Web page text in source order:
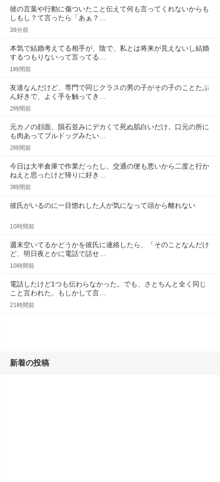
彼の言葉や行動に傷ついたこと伝えて何も言ってくれないからも
しもし？て言ったら「あぁ？…
38分前
本気で結婚考えてる相手が、陰で、私とは将来が見えないし結婚
するつもりないって言ってる…
1時間前
友達なんだけど、専門で同じクラスの男の子がその子のことたぶ
ん好きで、よく手を触ってき…
2時間前
元カノの顔面、隕石並みにデカくて死ぬ肌白いだけ。口元の所に
も肉あってブルドッグみたい…
2時間前
今日は大半倉庫で作業だったし、交通の便も悪いから二度と行か
ねえと思ったけど帰りに好き…
3時間前
彼氏がいるのに一目惚れした人が気になって頭から離れない
10時間前
週末空いてるかどうかを彼氏に連絡したら、「そのことなんだけ
ど、明日夜とかに電話で話せ…
10時間前
電話したけど1つも伝わらなかった。でも、さとちんと全く同じ
こと言われた。もしかして言…
21時間前
新着の投稿